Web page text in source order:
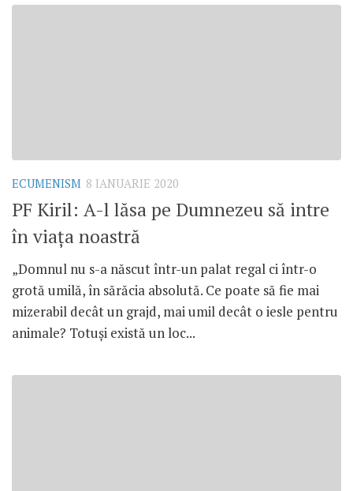
ECUMENISM 8 IANUARIE 2020
PF Kiril: A-l lăsa pe Dumnezeu să intre
în viața noastră
„Domnul nu s-a născut într-un palat regal ci într-o
grotă umilă, în sărăcia absolută. Ce poate să fie mai
mizerabil decât un grajd, mai umil decât o iesle pentru
animale? Totuși există un loc...